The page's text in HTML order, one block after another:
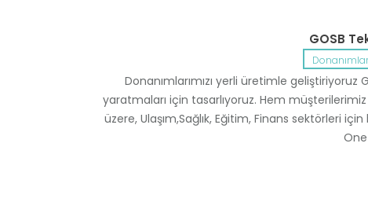
GOSB
Donanımlarımızı yerli üretimle
yaratmaları için tasarlıyoruz. Hem
üzere, Ulaşım,Sağlık, Eğitim, Finans sektörleri